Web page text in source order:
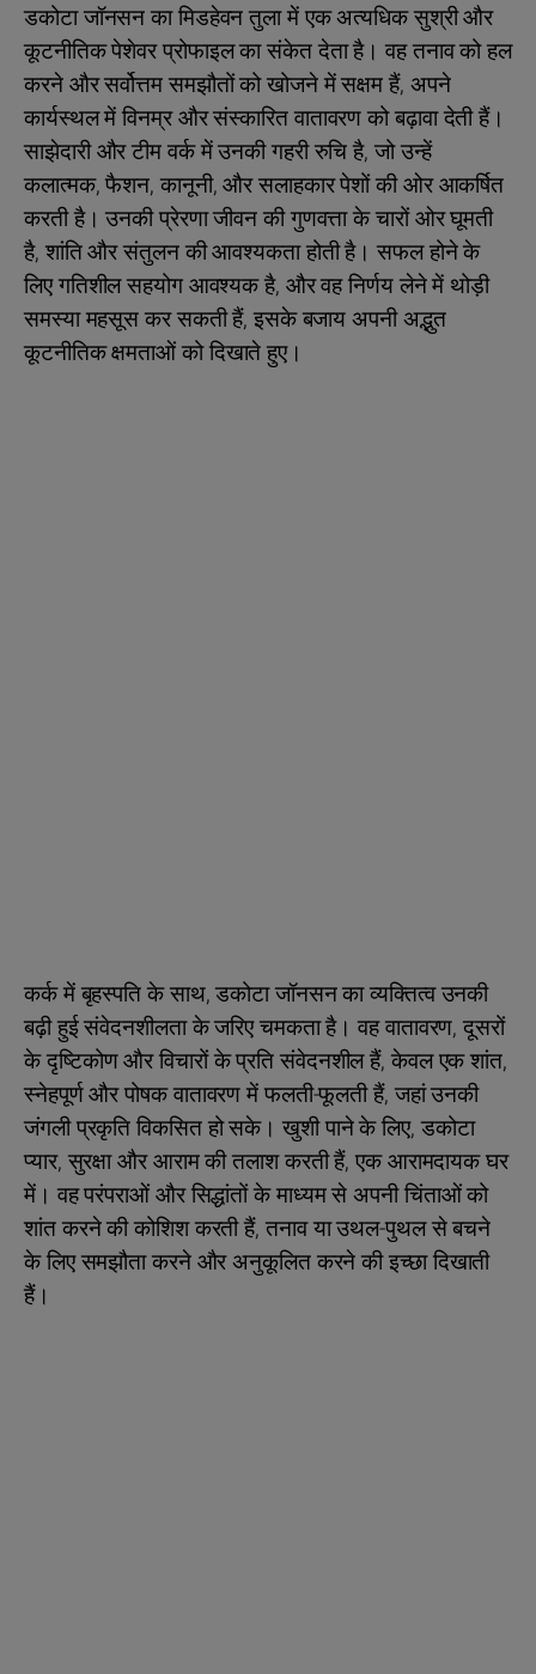
डकोटा जॉनसन का मिडहेवन तुला में एक अत्यधिक सुश्री और
कूटनीतिक पेशेवर प्रोफाइल का संकेत देता है। वह तनाव को हल
करने और सर्वोत्तम समझौतों को खोजने में सक्षम हैं, अपने
कार्यस्थल में विनम्र और संस्कारित वातावरण को बढ़ावा देती हैं।
साझेदारी और टीम वर्क में उनकी गहरी रुचि है, जो उन्हें
कलात्मक, फैशन, कानूनी, और सलाहकार पेशों की ओर आकर्षित
करती है। उनकी प्रेरणा जीवन की गुणवत्ता के चारों ओर घूमती
है, शांति और संतुलन की आवश्यकता होती है। सफल होने के
लिए गतिशील सहयोग आवश्यक है, और वह निर्णय लेने में थोड़ी
समस्या महसूस कर सकती हैं, इसके बजाय अपनी अद्भुत
कूटनीतिक क्षमताओं को दिखाते हुए।
कर्क में बृहस्पति के साथ, डकोटा जॉनसन का व्यक्तित्व उनकी
बढ़ी हुई संवेदनशीलता के जरिए चमकता है। वह वातावरण, दूसरों
के दृष्टिकोण और विचारों के प्रति संवेदनशील हैं, केवल एक शांत,
स्नेहपूर्ण और पोषक वातावरण में फलती-फूलती हैं, जहां उनकी
जंगली प्रकृति विकसित हो सके। खुशी पाने के लिए, डकोटा
प्यार, सुरक्षा और आराम की तलाश करती हैं, एक आरामदायक घर
में। वह परंपराओं और सिद्धांतों के माध्यम से अपनी चिंताओं को
शांत करने की कोशिश करती हैं, तनाव या उथल-पुथल से बचने
के लिए समझौता करने और अनुकूलित करने की इच्छा दिखाती
हैं।